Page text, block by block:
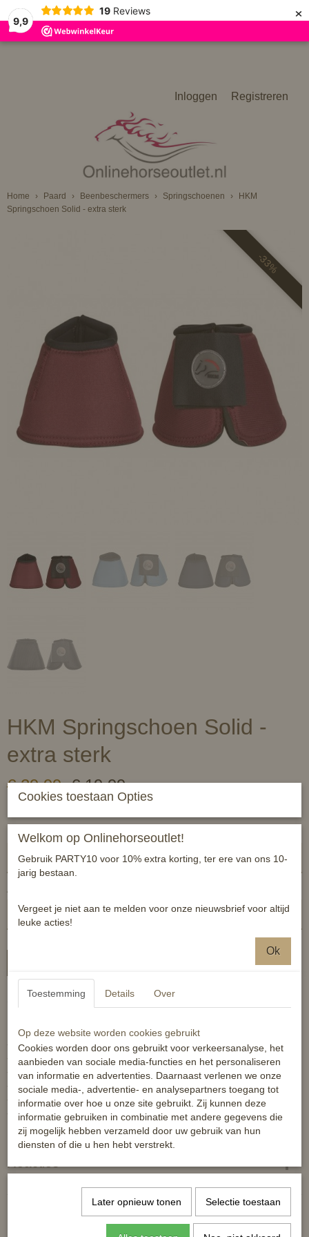
9,9
19 Reviews ×
Inloggen Registreren
Home › Paard › Beenbeschermers › Springschoenen ›
HKM
Springschoen Solid - extra sterk
-33%
HKM Springschoen Solid -
extra sterk
€ 29,99 € 19,99
HKM
Aantal
Sterke springschoen met dubbel klittenband.
- wasmachinebestendig tot 30 graden
- mag in de droogtrommel
- klittenbandsluiting voor het wassen sluiten
- extra scheurvast cordura-weefsel
- klittenbandsluiting
- inzetstuk uit zacht softopren materiaal
Lange levensduur!
Cookies toestaan Opties
Welkom op Onlinehorseoutlet!
Gebruik PARTY10 voor 10% extra korting, ter ere van ons 10-
jarig bestaan.
Vergeet je niet aan te melden voor onze nieuwsbrief voor altijd
leuke acties!
Ok
Toestemming Details Over
Op deze website worden cookies gebruikt
Cookies worden door ons gebruikt voor verkeersanalyse, het
aanbieden van sociale media-functies en het personaliseren
van informatie en advertenties. Daarnaast verlenen we onze
sociale media-, advertentie- en analysepartners toegang tot
informatie over hoe u onze site gebruikt. Zij kunnen deze
informatie gebruiken in combinatie met andere gegevens die
zij mogelijk hebben verzameld door uw gebruik van hun
diensten of die u hen hebt verstrekt.
Later opnieuw tonen Selectie toestaan